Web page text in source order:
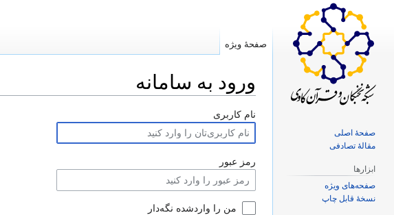
ورود به سامانه
پرش
به
ناوبری
پرش
به
جستجو
نام کاربری
رمز عبور
من را واردشده نگه‌دار
صفحهٔ ویژه
صفحهٔ اصلی
مقالهٔ تصادفی
ابزارها
صفحه‌های ویژه
نسخهٔ قابل چاپ